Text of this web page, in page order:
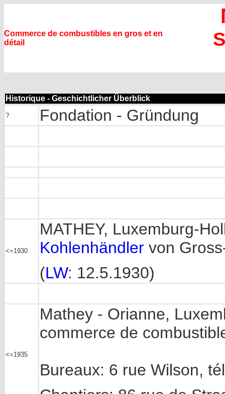
Commerce de combustibles en gros et en
détail
Historique - Geschichtlicher Überblick
? Fondation - Gründung
<=1930
MATHEY, Luxemburg-
Kohlenhändler von
(LW: 12.5.1930)
<=1935
Mathey - Orianne,
commerce de
Bureaux: 6 rue Wilson,